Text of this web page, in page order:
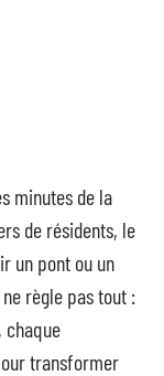
minutes de la
de résidents, le
un pont ou un
règle pas tout :
transformer